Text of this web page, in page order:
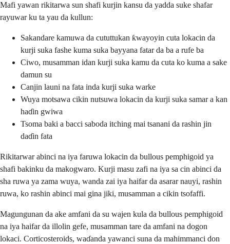
Mafi yawan rikitarwa sun shafi kurjin kansu da yadda suke shafar
rayuwar ku ta yau da kullun:
Sakandare kamuwa da cututtukan ƙwayoyin cuta lokacin da
kurji suka fashe kuma suka bayyana fatar da ba a rufe ba
Ciwo, musamman idan kurji suka kamu da cuta ko kuma a sake
damun su
Canjin launi na fata inda kurji suka warke
Wuya motsawa cikin nutsuwa lokacin da kurji suka samar a kan
haɗin gwiwa
Tsoma baki a bacci saboda itching mai tsanani da rashin jin
daɗin fata
Rikitarwar abinci na iya faruwa lokacin da bullous pemphigoid ya
shafi bakinku da makogwaro. Kurji masu zafi na iya sa cin abinci da
sha ruwa ya zama wuya, wanda zai iya haifar da asarar nauyi, rashin
ruwa, ko rashin abinci mai gina jiki, musamman a cikin tsofaffi.
Magungunan da ake amfani da su wajen kula da bullous pemphigoid
na iya haifar da illolin gefe, musamman tare da amfani na dogon
lokaci. Corticosteroids, waɗanda yawanci suna da mahimmanci don